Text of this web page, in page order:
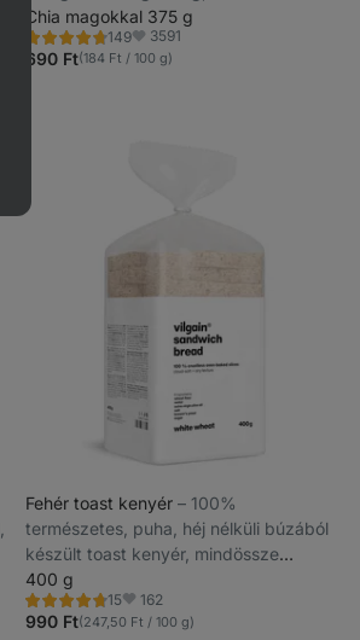
összetevőből
Chia magokkal 375 g
149
Értékelés
4.6/5,
149
Kedvencek
3591
690 Ft(184 Ft / 100 g)
Fehér toast kenyér ⁠–⁠ 100%
természetes, puha, héj nélküli búzából
készült toast kenyér, mindössze
5 összetevőből
400 g
15
Értékelés
4.8/5,
Kedvencek
162
990 Ft(247,50 Ft / 100 g)